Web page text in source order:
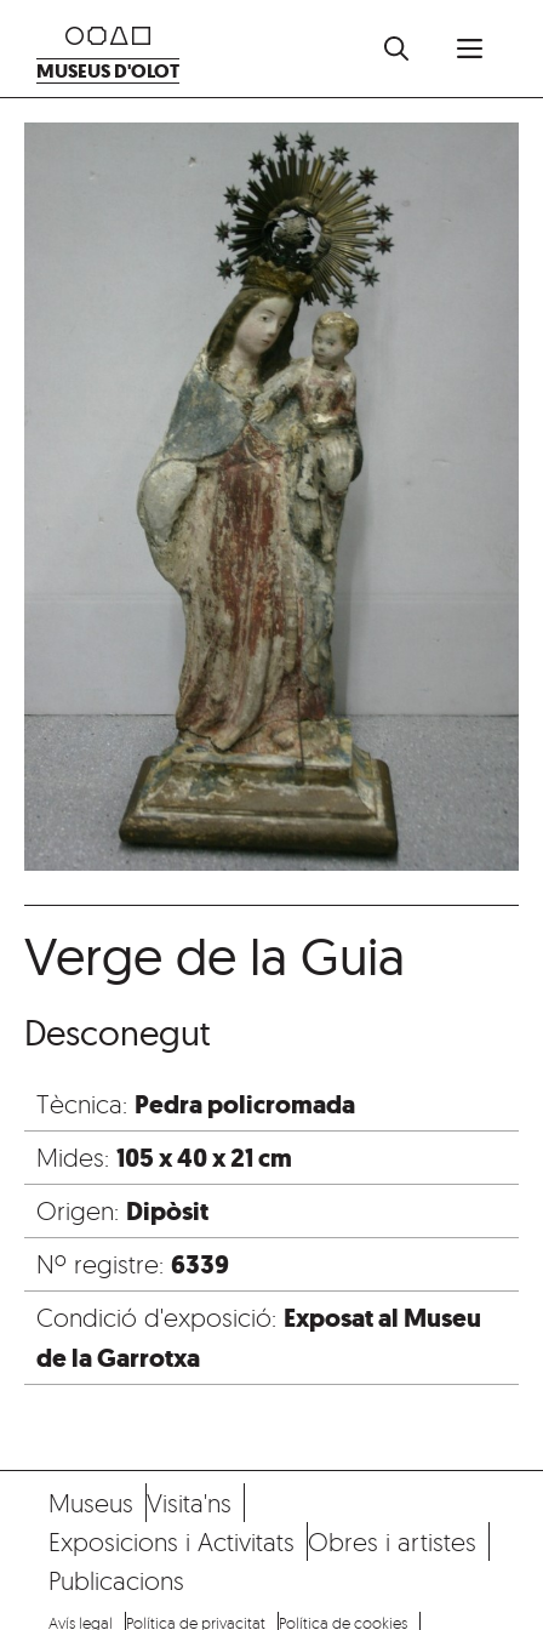
contingut
MUSEUS D'OLOT
Verge de la Guia
Desconegut
Tècnica: Pedra policromada
Mides: 105 x 40 x 21 cm
Origen: Dipòsit
Nº registre: 6339
Condició d'exposició: Exposat al Museu
de la Garrotxa
Museus Visita'ns
Exposicions i Activitats Obres i artistes
Publicacions
Avís legal Política de privacitat Política de cookies